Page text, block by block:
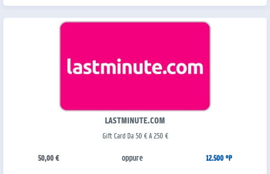
LASTMINUTE.COM
Gift Card Da 50 € A 250 €
50,00 € oppure 12.500 °P